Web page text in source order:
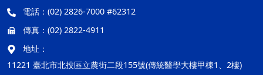
電話： (02) 2826-7000 #62312
傳真： (02) 2822-4911
地址：
11221 臺北市北投區立農街二段155號(傳統醫學大樓甲棟1、2樓)